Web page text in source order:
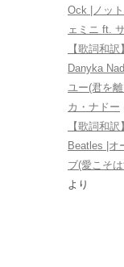
Ock |ノッ
ェミニ ft.
【歌詞和
Danyka
ユー(君を
カ・ナドー
【歌詞和
Beatles |オ
ブ(愛こそ
より